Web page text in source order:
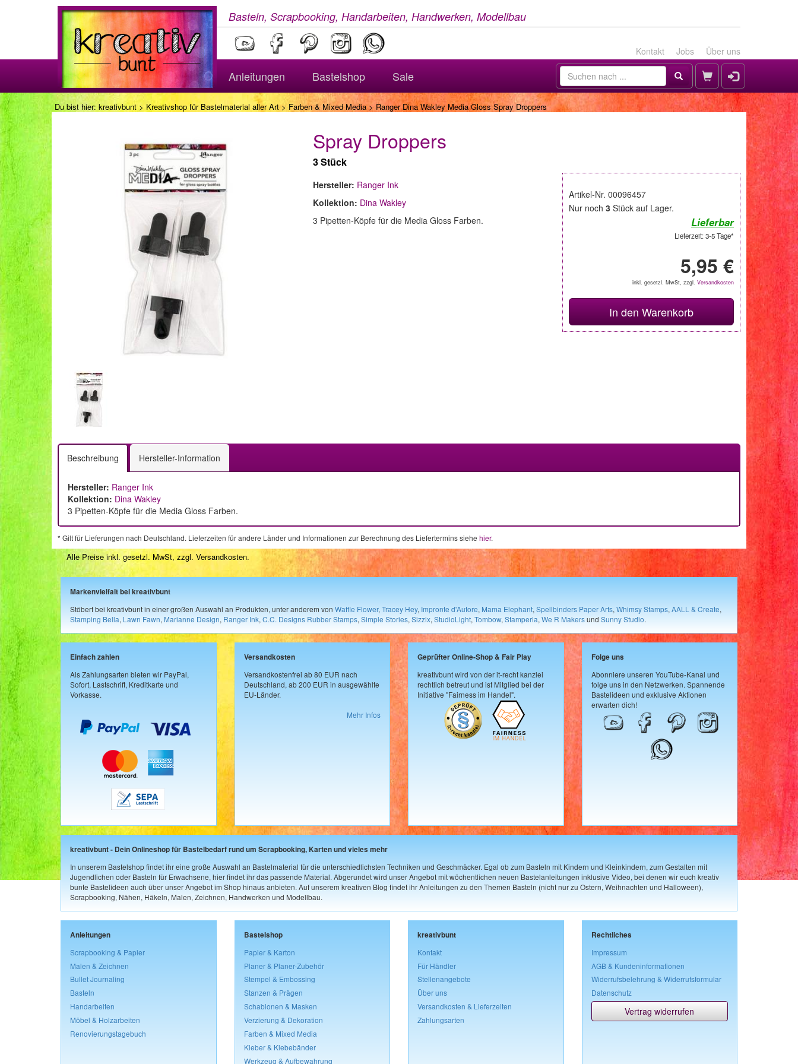
Basteln, Scrapbooking, Handarbeiten, Handwerken, Modellbau
Kontakt Jobs Über uns
Anleitungen Bastelshop Sale
Du bist hier: kreativbunt > Kreativshop für Bastelmaterial aller Art> Farben & Mixed Media> Ranger Dina Wakley Media Gloss Spray Droppers
Spray Droppers
3 Stück
Artikel-Nr. 00096457
Nur noch 3 Stück auf Lager.
Lieferbar
Lieferzeit: 3-5 Tage*
5,95 €
inkl. gesetzl. MwSt, zzgl. Versandkosten
In den Warenkorb
Hersteller: Ranger Ink
Kollektion: Dina Wakley
3 Pipetten-Köpfe für die Media Gloss Farben.
Beschreibung Hersteller-Information
Hersteller: Ranger Ink
Kollektion: Dina Wakley
3 Pipetten-Köpfe für die Media Gloss Farben.
* Gilt für Lieferungen nach Deutschland. Lieferzeiten für andere Länder und Informationen zur Berechnung des Liefertermins siehe hier.
Alle Preise inkl. gesetzl. MwSt, zzgl. Versandkosten.
Markenvielfalt bei kreativbunt
Stöbert bei kreativbunt in einer großen Auswahl an Produkten, unter anderem von Waffle Flower, Tracey Hey, Impronte d'Autore, Mama Elephant, Spellbinders Paper Arts, Whimsy Stamps, AALL & Create,
Stamping Bella, Lawn Fawn, Marianne Design, Ranger Ink, C.C. Designs Rubber Stamps, Simple Stories, Sizzix, StudioLight, Tombow, Stamperia, We R Makersund Sunny Studio.
Einfach zahlen
Als Zahlungsarten bieten wir PayPal,
Sofort, Lastschrift, Kreditkarte und
Vorkasse.
Versandkosten
Versandkostenfrei ab 80 EUR nach
Deutschland, ab 200 EUR in ausgewählte
EU-Länder.
Mehr Infos
Geprüfter Online-Shop & Fair Play
kreativbunt wird von der it-recht kanzlei
rechtlich betreut und ist Mitglied bei der
Initiative "Fairness im Handel".
Folge uns
Abonniere unseren YouTube-Kanal und
folge uns in den Netzwerken. Spannende
Bastelideen und exklusive Aktionen
erwarten dich!
kreativbunt - Dein Onlineshop für Bastelbedarf rund um Scrapbooking, Karten und vieles mehr
In unserem Bastelshop findet ihr eine große Auswahl an Bastelmaterial für die unterschiedlichsten Techniken und Geschmäcker. Egal ob zum Basteln mit Kindern und Kleinkindern, zum Gestalten mit
Jugendlichen oder Basteln für Erwachsene, hier findet ihr das passende Material. Abgerundet wird unser Angebot mit wöchentlichen neuen Bastelanleitungen inklusive Video, bei denen wir euch kreativ
bunte Bastelideen auch über unser Angebot im Shop hinaus anbieten. Auf unserem kreativen Blog findet ihr Anleitungen zu den Themen Basteln (nicht nur zu Ostern, Weihnachten und Halloween),
Scrapbooking, Nähen, Häkeln, Malen, Zeichnen, Handwerken und Modellbau.
Anleitungen
Scrapbooking & Papier
Malen & Zeichnen
Bullet Journaling
Basteln
Handarbeiten
Möbel & Holzarbeiten
Renovierungstagebuch
Bastelshop
Papier & Karton
Planer & Planer-Zubehör
Stempel & Embossing
Stanzen & Prägen
Schablonen & Masken
Verzierung & Dekoration
Farben & Mixed Media
Kleber & Klebebänder
Werkzeug & Aufbewahrung
kreativbunt
Kontakt
Für Händler
Stellenangebote
Über uns
Versandkosten & Lieferzeiten
Zahlungsarten
Rechtliches
Impressum
AGB & Kundeninformationen
Widerrufsbelehrung & Widerrufsformular
Datenschutz
Vertrag widerrufen